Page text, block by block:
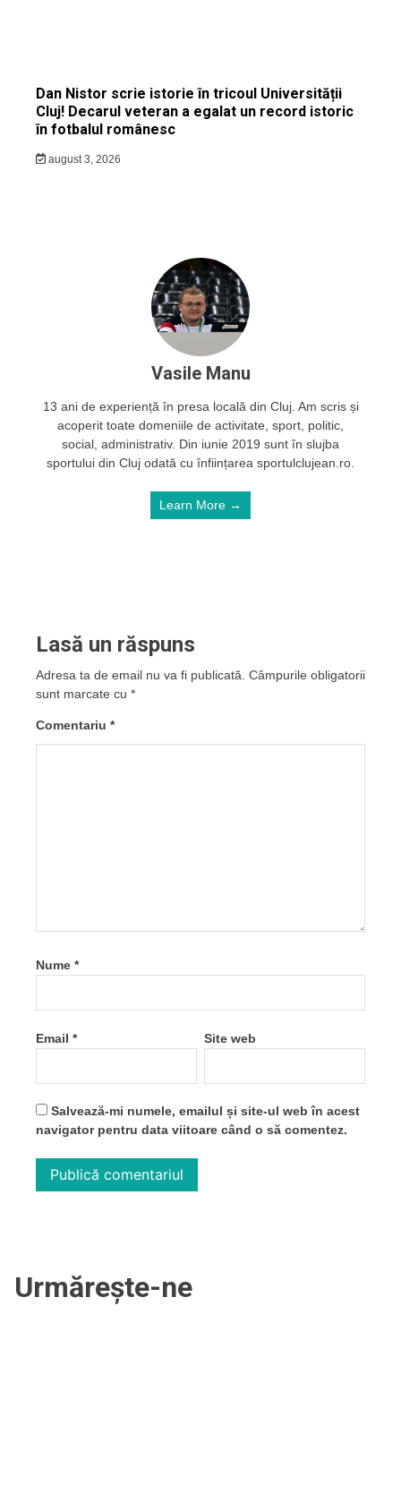
Dan Nistor scrie istorie în tricoul Universității
Cluj! Decarul veteran a egalat un record istoric
în fotbalul românesc
august 3, 2026
Vasile Manu
13 ani de experiență în presa locală din Cluj. Am scris și
acoperit toate domeniile de activitate, sport, politic,
social, administrativ. Din iunie 2019 sunt în slujba
sportului din Cluj odată cu înființarea sportulclujean.ro.
Learn More →
Lasă un răspuns
Adresa ta de email nu va fi publicată. Câmpurile obligatorii
sunt marcate cu *
Comentariu *
Nume *
Email * Site web
Salvează-mi numele, emailul și site-ul web în acest
navigator pentru data viitoare când o să comentez.
Urmărește-ne